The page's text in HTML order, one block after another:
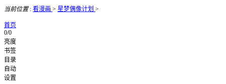
当前位置: 看漫画 > 星梦偶像计划 >
首页
0/0
亮度
书签
目录
自动
设置